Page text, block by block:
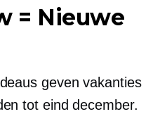
= Nieuwe
geven vakanties
tot eind december.